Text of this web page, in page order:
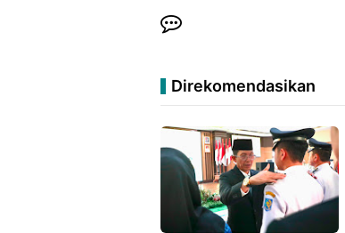
Direkomendasikan